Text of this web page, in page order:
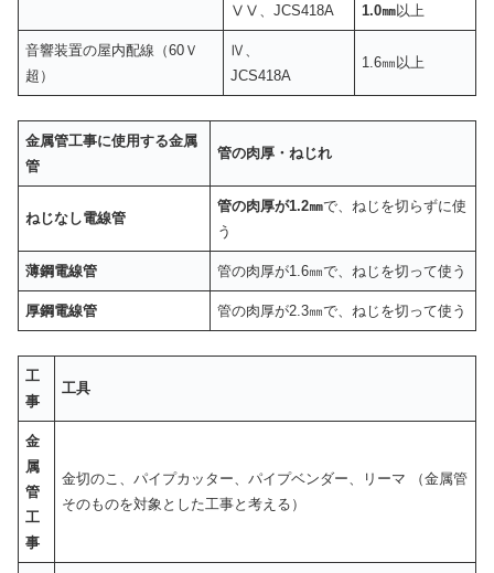
ⅤⅤ、JCS418A 1.0㎜以上
音響装置の屋内配線（60Ｖ
超）
Ⅳ、
JCS418A
1.6㎜以上
金属管工事に使用する金属
管
管の肉厚・ねじれ
ねじなし電線管
管の肉厚が1.2㎜で、ねじを切らずに使
う
薄鋼電線管 管の肉厚が1.6㎜で、ねじを切って使う
厚鋼電線管 管の肉厚が2.3㎜で、ねじを切って使う
工
事
工具
金
属
管
工
事
金切のこ、パイプカッター、パイプベンダー、リーマ （金属管
そのものを対象とした工事と考える）